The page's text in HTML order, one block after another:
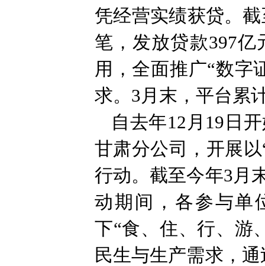
凭经营实绩获贷。
笔，发放贷款397
用，全面推广“数字
求。3月末，平台累
自去年12月19日
甘肃分公司，开展
行动。截至今年3月
动期间，各参与单
下“食、住、行、游
民生与生产需求，